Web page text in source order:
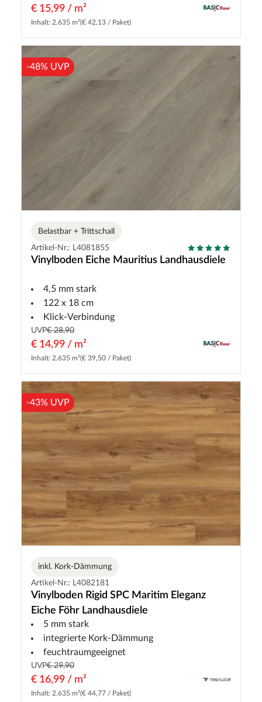
€ 15,99 / m²
Inhalt: 2.635 m²(€ 42,13 / Paket)
-48% UVP
Belastbar + Trittschall
Artikel-Nr.: L4081855
Vinylboden Eiche Mauritius Landhausdiele
4,5 mm stark
122 x 18 cm
Klick-Verbindung
UVP€ 28,90
€ 14,99 / m²
Inhalt: 2.635 m²(€ 39,50 / Paket)
-43% UVP
inkl. Kork-Dämmung
Artikel-Nr.: L4082181
Vinylboden Rigid SPC Maritim Eleganz
Eiche Föhr Landhausdiele
5 mm stark
integrierte Kork-Dämmung
feuchtraumgeeignet
UVP€ 29,90
€ 16,99 / m²
Inhalt: 2.635 m²(€ 44,77 / Paket)